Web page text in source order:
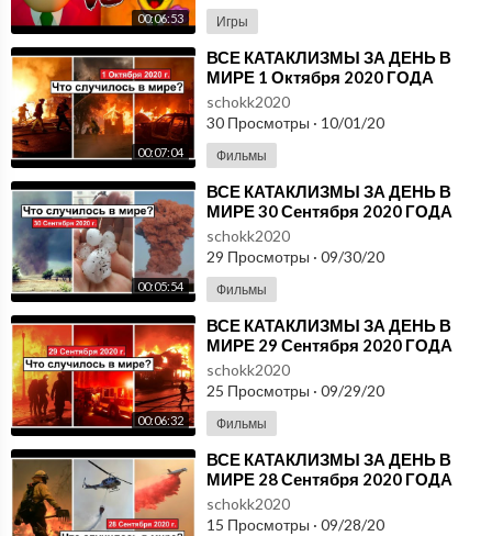
00:06:53 Игры
00:07:04
⁣ВСЕ КАТАКЛИЗМЫ ЗА ДЕНЬ В
МИРЕ 1 Октября 2020 ГОДА
#ДрожьЗемли #Катаклизмы
schokk2020
30 Просмотры · 10/01/20
Фильмы
00:05:54
⁣ВСЕ КАТАКЛИЗМЫ ЗА ДЕНЬ В
МИРЕ 30 Сентября 2020 ГОДА
#ДрожьЗемли #Катаклизмы
schokk2020
29 Просмотры · 09/30/20
Фильмы
00:06:32
⁣ВСЕ КАТАКЛИЗМЫ ЗА ДЕНЬ В
МИРЕ 29 Сентября 2020 ГОДА
#ДрожьЗемли #Катаклизмы
schokk2020
25 Просмотры · 09/29/20
Фильмы
⁣ВСЕ КАТАКЛИЗМЫ ЗА ДЕНЬ В
МИРЕ 28 Сентября 2020 ГОДА
#ДрожьЗемли #Катаклизмы
schokk2020
15 Просмотры · 09/28/20